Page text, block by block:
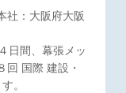
社：大阪府大阪
日間、幕張メッ
回 国際 建設・
。